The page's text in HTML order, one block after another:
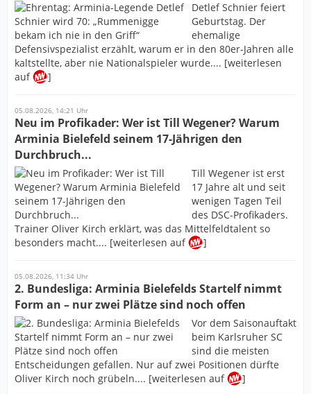
Detlef Schnier feiert
Geburtstag. Der
ehemalige
Defensivspezialist erzählt, warum er in den 80er-Jahren alle
kaltstellte, aber nie Nationalspieler wurde.... [weiterlesen
auf
]
05.08.2026, 14:21 Uhr
Neu im Profikader: Wer ist Till Wegener? Warum
Arminia Bielefeld seinem 17-Jährigen den
Durchbruch...
Till Wegener ist erst
17 Jahre alt und seit
wenigen Tagen Teil
des DSC-Profikaders.
Trainer Oliver Kirch erklärt, was das Mittelfeldtalent so
besonders macht.... [weiterlesen auf
]
05.08.2026, 11:34 Uhr
2. Bundesliga: Arminia Bielefelds Startelf nimmt
Form an – nur zwei Plätze sind noch offen
Vor dem Saisonauftakt
beim Karlsruher SC
sind die meisten
Entscheidungen gefallen. Nur auf zwei Positionen dürfte
Oliver Kirch noch grübeln.... [weiterlesen auf
]